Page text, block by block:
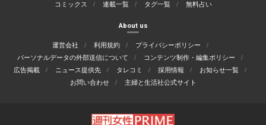
コミックス
連載一覧 タグ一覧 無料占い
About us
運営会社 利用規約
プライバシーポリシー
パーソナルデータの外部送信について
コンテンツ制作・編集ポリシー
広告掲載
ニュース提供先 タレコミ 採用情報
お知らせ一覧
お問い合わせ
主婦と生活社公式サイト